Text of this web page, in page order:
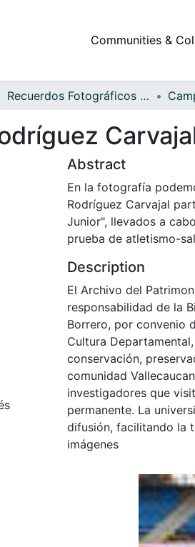
Communities &
Recuerdos Fotográficos Vallecaucanos
Abstract
En la fotografía
Rodríguez Carvajal
Junior", llevados a
prueba de atletismo-
Description
El Archivo del
responsabilidad de la
Borrero, por convenio
Cultura
conservación,
comunidad
investigadores que
permanente. La
difusión, facilitando la
imágenes